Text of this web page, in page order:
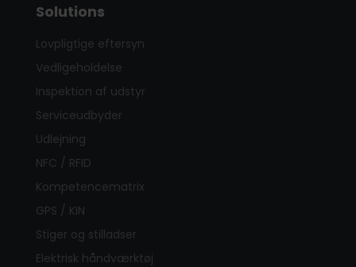
Solutions
Lovpligtige eftersyn
Vedligeholdelse
Inspektion af udstyr
Serviceudbyder
Udlejning
NFC / RFID
Kompetencematrix
GPS / KIN
Stiger og stilladser
Elektrisk håndværktøj